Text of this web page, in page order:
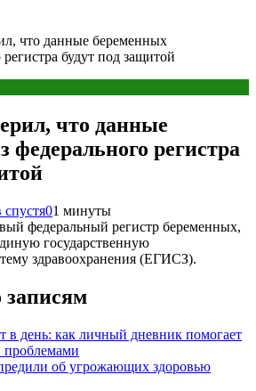
что данные беременных
будут под защитой
что данные
федерального регистра
спустя01 минуты
федеральный регистр беременных,
государственную
здравоохранения (ЕГИСЗ).
в день: как личный дневник помогает
об угрожающих здоровью